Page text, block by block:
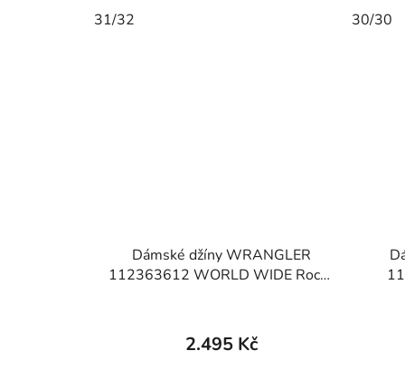
31/32 30/30
Dámské džíny WRANGLER
112363612 WORLD WIDE Rocky
2.495 Kč